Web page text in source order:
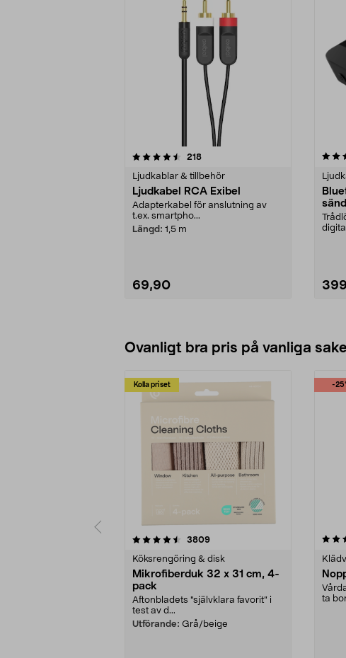
218recensioner
Ljudkablar & tillbehör
Ljudkabel RCA Exibel
Adapterkabel för anslutning av
t.ex. smartpho...
Längd: 1,5 m
69,90
4.0av 5 stjärnor
Ovanligt bra pris på vanliga
Kolla priset
3809recensioner
Köksrengöring & disk
Mikrofiberduk 32 x 31 cm, 4-
pack
Aftonbladets "självklara favorit” i
test av d...
Utförande: Grå/beige
-
4.0av 5 stjärnor
ta